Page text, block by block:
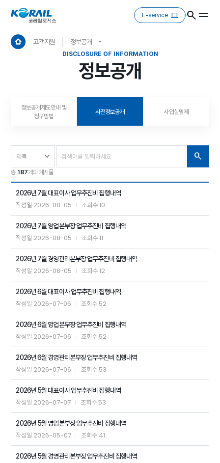
E-service
고객지원 정보공개
DISCLOSURE OF INFORMATION
정보공개
정보공개제도안내 및
청구방법
사전정보공개 사업실명제
총 187개의 게시물
2026년 7월 대표이사 업무추진비 집행내역
작성일 2026-08-05 조회수10
2026년 7월 영업본부장 업무추진비 집행내역
작성일 2026-08-05 조회수11
2026년 7월 경영관리본부장 업무추진비 집행내역
작성일 2026-08-05 조회수12
2026년 6월 대표이사 업무추진비 집행내역
작성일 2026-07-06 조회수 52
2026년 6월 영업본부장 업무추진비 집행내역
작성일 2026-07-06 조회수 52
2026년 6월 경영관리본부장 업무추진비 집행내역
작성일 2026-07-06 조회수 53
2026년 5월 대표이사 업무추진비 집행내역
작성일 2026-07-07 조회수 53
2026년 5월 영업본부장 업무추진비 집행내역
작성일 2026-05-07 조회수 41
2026년 5월 경영관리본부장 업무추진비 집행내역